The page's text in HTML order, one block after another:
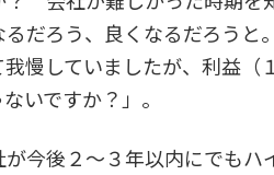
だろう、良くなるだろうと
慢していましたが、利益
いですか？」。
今後２～３年以内にでもハ